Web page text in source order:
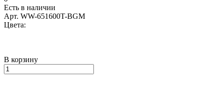
Есть в наличии
Арт. WW-651600T-BGM
Цвета:
В корзину